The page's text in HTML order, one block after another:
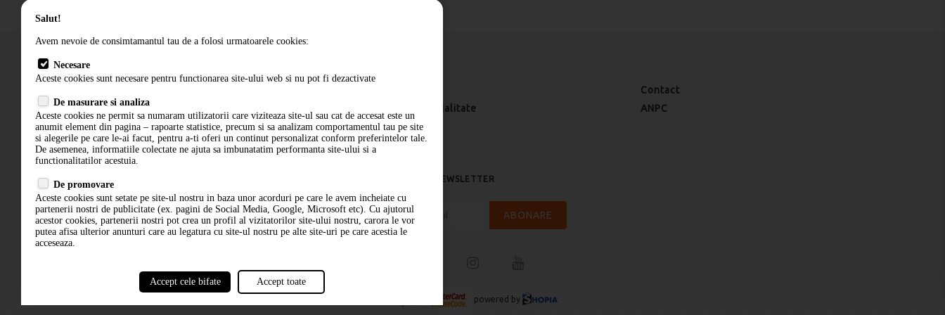
Contact
Termeni si conditii
Politica de confidentialitate ANPC
ABONARE LA NEWSLETTER
ABONARE
powered by
Salut!
Avem nevoie de consimtamantul tau de a folosi urmatoarele cookies:
Necesare
Aceste cookies sunt necesare pentru functionarea site-ului web si nu pot fi dezactivate
De masurare si analiza
Aceste cookies ne permit sa numaram utilizatorii care viziteaza site-ul sau cat de accesat este un
anumit element din pagina – rapoarte statistice, precum si sa analizam comportamentul tau pe site
si alegerile pe care le-ai facut, pentru a-ti oferi un continut personalizat conform preferintelor tale.
De asemenea, informatiile colectate ne ajuta sa imbunatatim performanta site-ului si a
functionalitatilor acestuia.
De promovare
Aceste cookies sunt setate pe site-ul nostru in baza unor acorduri pe care le avem incheiate cu
partenerii nostri de publicitate (ex. pagini de Social Media, Google, Microsoft etc). Cu ajutorul
acestor cookies, partenerii nostri pot crea un profil al vizitatorilor site-ului nostru, carora le vor
putea afisa ulterior anunturi care au legatura cu site-ul nostru pe alte site-uri pe care acestia le
acceseaza.
Accept cele bifate Accept toate